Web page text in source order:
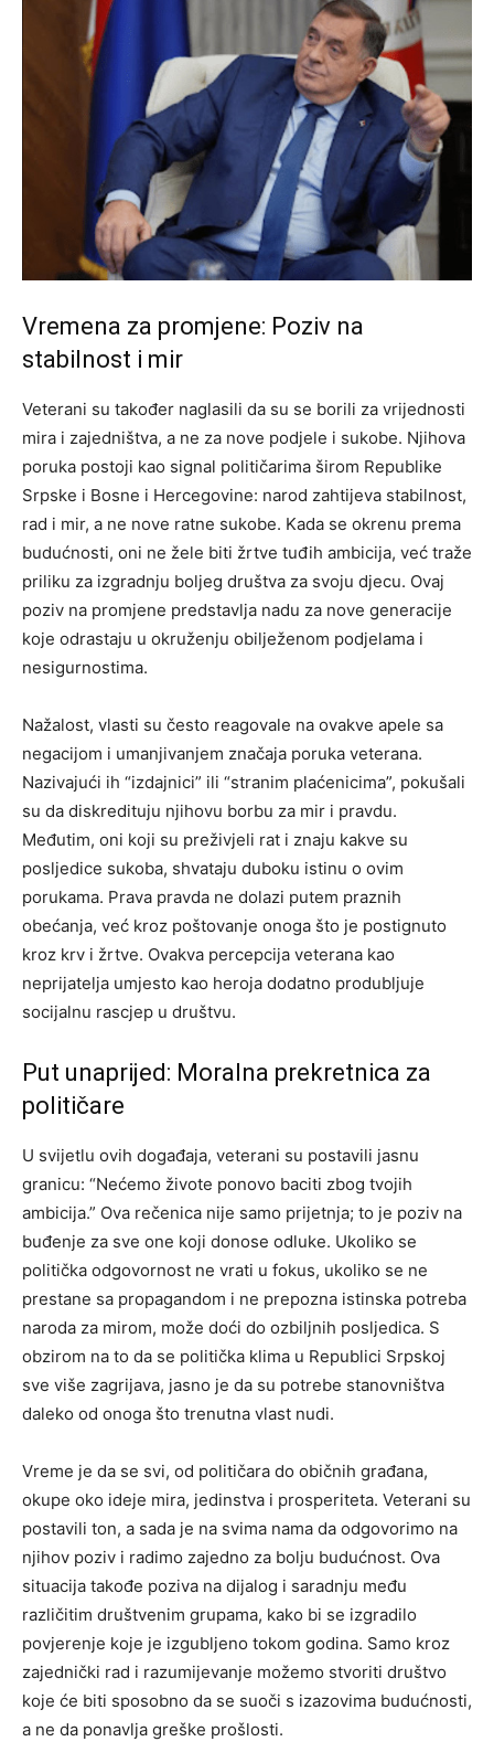
Vremena za promjene: Poziv na
stabilnost i mir
Veterani su također naglasili da su se borili za vrijednosti
mira i zajedništva, a ne za nove podjele i sukobe. Njihova
poruka postoji kao signal političarima širom Republike
Srpske i Bosne i Hercegovine: narod zahtijeva stabilnost,
rad i mir, a ne nove ratne sukobe. Kada se okrenu prema
budućnosti, oni ne žele biti žrtve tuđih ambicija, već traže
priliku za izgradnju boljeg društva za svoju djecu. Ovaj
poziv na promjene predstavlja nadu za nove generacije
koje odrastaju u okruženju obilježenom podjelama i
nesigurnostima.
Nažalost, vlasti su često reagovale na ovakve apele sa
negacijom i umanjivanjem značaja poruka veterana.
Nazivajući ih “izdajnici” ili “stranim plaćenicima”, pokušali
su da diskredituju njihovu borbu za mir i pravdu.
Međutim, oni koji su preživjeli rat i znaju kakve su
posljedice sukoba, shvataju duboku istinu o ovim
porukama. Prava pravda ne dolazi putem praznih
obećanja, već kroz poštovanje onoga što je postignuto
kroz krv i žrtve. Ovakva percepcija veterana kao
neprijatelja umjesto kao heroja dodatno produbljuje
socijalnu rascjep u društvu.
Put unaprijed: Moralna prekretnica za
političare
U svijetlu ovih događaja, veterani su postavili jasnu
granicu: “Nećemo živote ponovo baciti zbog tvojih
ambicija.” Ova rečenica nije samo prijetnja; to je poziv na
buđenje za sve one koji donose odluke. Ukoliko se
politička odgovornost ne vrati u fokus, ukoliko se ne
prestane sa propagandom i ne prepozna istinska potreba
naroda za mirom, može doći do ozbiljnih posljedica. S
obzirom na to da se politička klima u Republici Srpskoj
sve više zagrijava, jasno je da su potrebe stanovništva
daleko od onoga što trenutna vlast nudi.
Vreme je da se svi, od političara do običnih građana,
okupe oko ideje mira, jedinstva i prosperiteta. Veterani su
postavili ton, a sada je na svima nama da odgovorimo na
njihov poziv i radimo zajedno za bolju budućnost. Ova
situacija takođe poziva na dijalog i saradnju među
različitim društvenim grupama, kako bi se izgradilo
povjerenje koje je izgubljeno tokom godina. Samo kroz
zajednički rad i razumijevanje možemo stvoriti društvo
koje će biti sposobno da se suoči s izazovima budućnosti,
a ne da ponavlja greške prošlosti.